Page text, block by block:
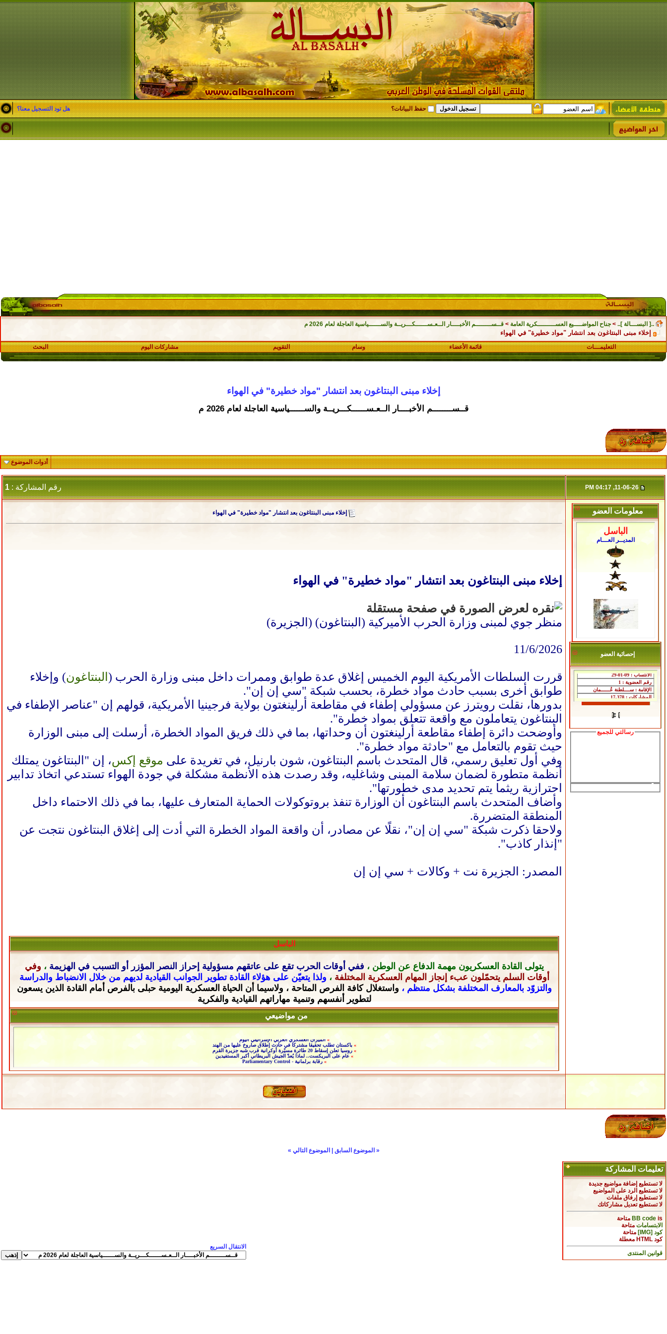
حفظ البيانات؟ هل تود التسجيل معنا؟
..[ البســـالة ].. > جناح المواضــــيع العســـــــــكرية العامة > قــســــــــم الأخبــــار الــعـســــــكـــريــة والســــــياسية العاجلة لعام 2026 م
إخلاء مبنى البنتاغون بعد انتشار "مواد خطيرة" في الهواء
التعليمـــات قائمة الأعضاء وسام التقويم مشاركات اليوم البحث
إخلاء مبنى البنتاغون بعد انتشار "مواد خطيرة" في الهواء
قــســــــــم الأخبــــار الــعـســــــكـــريــة والســــــياسية العاجلة لعام 2026 م
أدوات الموضوع
رقم المشاركة : 1
معلومات العضو
الباسل
المديــر العـــام
إحصائية العضو
رسالتي للجميع
إخلاء مبنى البنتاغون بعد انتشار "مواد خطيرة" في الهواء
إخلاء مبنى البنتاغون بعد انتشار "مواد خطيرة" في الهواء
منظر جوي لمبنى وزارة الحرب الأميركية (البنتاغون) (الجزيرة)
11/6/2026
قررت السلطات الأمريكية اليوم الخميس إغلاق عدة طوابق وممرات داخل مبنى وزارة الحرب (البنتاغون) وإخلاء
طوابق أخرى بسبب حادث مواد خطرة، بحسب شبكة "سي إن إن".
بدورها، نقلت رويترز عن مسؤولي إطفاء ‌‌في مقاطعة أرلينغتون بولاية فرجينيا الأمريكية، قولهم إن "عناصر الإطفاء في
البنتاغون يتعاملون مع واقعة تتعلق بمواد خطرة".
وأوضحت دائرة إطفاء مقاطعة أرلينغتون أن وحداتها، بما في ذلك فريق المواد الخطرة، أرسلت إلى مبنى الوزارة
حيث تقوم بالتعامل مع "حادثة مواد خطرة".
وفي أول تعليق رسمي، قال المتحدث باسم البنتاغون، شون بارنيل، في تغريدة على موقع إكس، إن "البنتاغون يمتلك
أنظمة متطورة لضمان سلامة المبنى وشاغليه، وقد رصدت هذه الأنظمة مشكلة في جودة الهواء تستدعي اتخاذ تدابير
احترازية ريثما يتم تحديد مدى خطورتها".
وأضاف المتحدث باسم البنتاغون أن الوزارة تنفذ بروتوكولات الحماية المتعارف عليها، بما في ذلك الاحتماء داخل
المنطقة المتضررة.
ولاحقا ذكرت شبكة "سي إن إن"، نقلًا عن مصادر، أن ‌واقعة المواد الخطرة التي أدت إلى إغلاق البنتاغون نتجت عن
"إنذار ‌كاذب".
المصدر: الجزيرة نت + وكالات + سي إن إن
الباسل
يتولى القادة العسكريون مهمة الدفاع عن الوطن ، ففي أوقات الحرب تقع على عاتقهم مسؤولية إحراز النصر المؤزر أو التسبب في الهزيمة ، وفي
أوقات السلم يتحمّلون عبء إنجاز المهام العسكرية المختلفة ، ولذا يتعيّن على هؤلاء القادة تطوير الجوانب القيادية لديهم من خلال الانضباط والدراسة
والتزوّد بالمعارف المختلفة بشكل منتظم ، واستغلال كافة الفرص المتاحة ، ولاسيما أن الحياة العسكرية اليومية حبلى بالفرص أمام القادة الذين يسعون
لتطوير أنفسهم وتنمية مهاراتهم القيادية والفكرية
من مواضيعي
الميزان العسكري العربي الإسرائيلي اليوم
باكستان تطلب تحقيقا مشتركا في حادث إطلاق صاروخ عليها من الهند
» روسيا تعلن إسقاط 20 طائرة مسيّرة أوكرانية قرب شبه جزيرة القرم
»عام على البريكست.. لماذا يُعدّ الجيش البريطاني أكبر المستفيدين
»رقابة برلمانية - Parliamentary Control
« الموضوع السابق الموضوع التالي »
تعليمات المشاركة
لا تستطيع إضافة مواضيع جديدة
لا تستطيع الرد على المواضيع
لا تستطيع إرفاق ملفات
لا تستطيعتعديل مشاركاتك
BB codeis
متاحة
الابتسامات متاحة
كود [IMG]
متاحة
كود HTML
معطلة
قوانين المنتدى
الانتقال السريع